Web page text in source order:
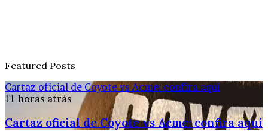
Featured Posts
Cartaz oficial de Coyote vs Acme: confira aqui
11 horas atrás
Cartaz oficial de Coyote vs Acme: confira aqui